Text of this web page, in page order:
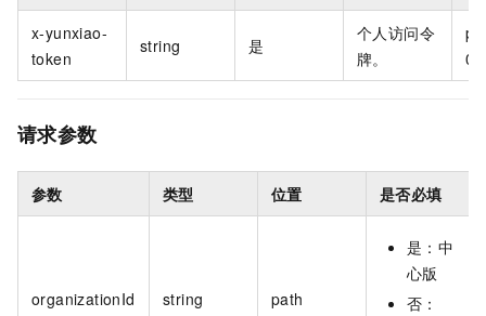
x-yunxiao-
token
string 是
个人访问令
牌。
pt-
请求参数
参数 类型 位置 是否必填
organizationId string path
是：中
心版
否：